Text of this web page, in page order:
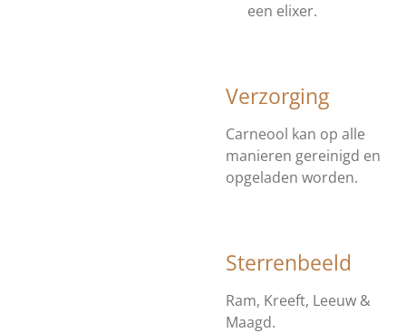
een elixer.
Verzorging
Carneool kan op alle
manieren gereinigd en
opgeladen worden.
Sterrenbeeld
Ram, Kreeft, Leeuw &
Maagd.